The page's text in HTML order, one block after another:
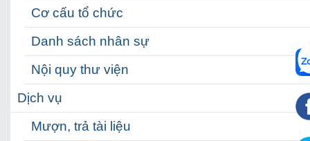
Cơ cấu tổ chức
Danh sách nhân sự
Nội quy thư viện
Dịch vụ
Mượn, trả tài liệu